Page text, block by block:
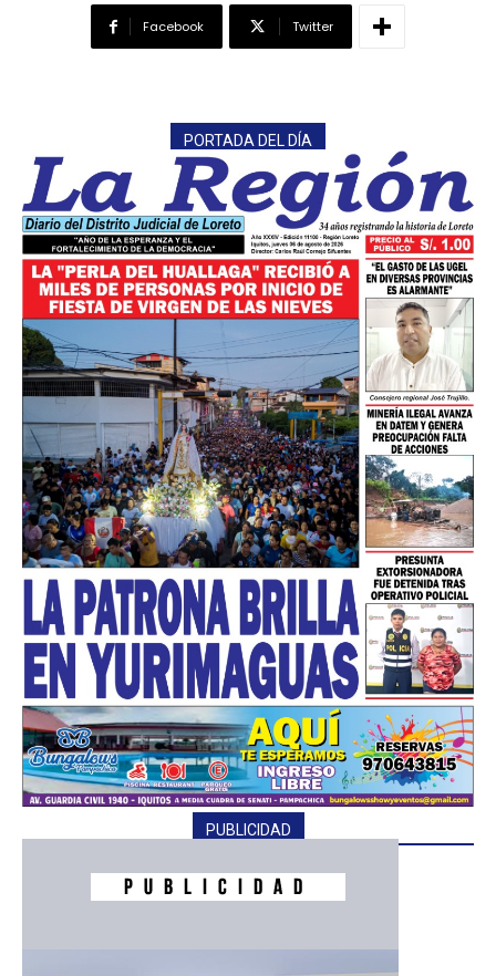
Facebook Twitter
PORTADA DEL DÍA
PUBLICIDAD